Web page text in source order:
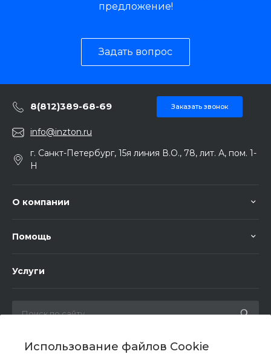
Использование файлов Cookie
предложение!
Задать вопрос
8(812)389-68-69 Заказать звонок
info@inzton.ru
г. Санкт-Петербург, 15я линия В.О., 78, лит. А, пом. 1-
Н
О компании
Помощь
Услуги